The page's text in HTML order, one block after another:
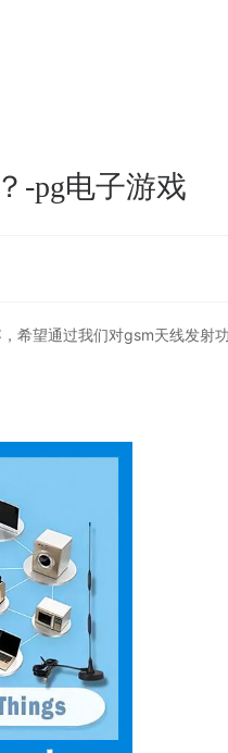
-pg电子游戏
希望通过我们对gsm天线发射